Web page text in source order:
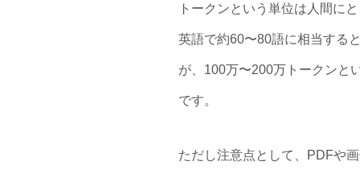
トークンという単位は人間に
英語で約60〜80語に相当する
が、100万〜200万トークンと
です。
ただし注意点として、PDFや